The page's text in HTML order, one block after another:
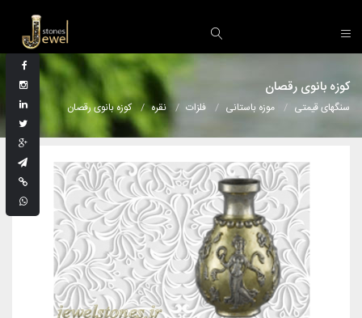
کوزه بانوی رقصان
سنگهای قیمتی موزه باستانی فلزات نقره کوزه بانوی رقصان